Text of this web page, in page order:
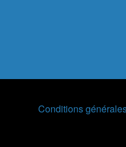
Conditions